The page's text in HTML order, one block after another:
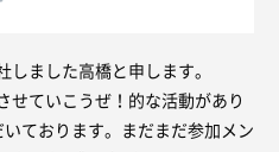
ました高橋と申します。
せていこうぜ！的な活動があり
ております。まだまだ参加メン